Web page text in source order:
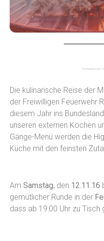
FEUERWEHR LÄDT
Die kulinarische Reise der
der Freiwilligen Feuerwehr
diesem Jahr ins
unseren externen Köchen
Gänge-Menü werden die
Küche mit den feinsten
Am Samstag, den 12.11.16
gemütlicher Runde in der
dass ab 19:00 Uhr zu